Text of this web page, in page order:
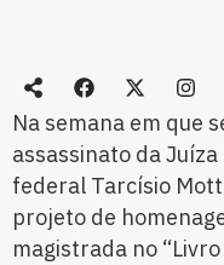
Na semana em que
assassinato da
federal Tarcísio
projeto de
magistrada no